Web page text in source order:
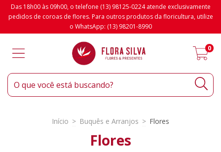
Das 18h00 às 09h00, o telefone (13) 98125-0224 atende exclusivamente
pedidos de coroas de flores. Para outros produtos da floricultura, utilize
o WhatsApp: (13) 98201-8990
0
Início > Buquês e Arranjos > Flores
Flores